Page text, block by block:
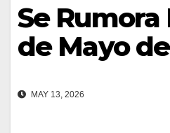
Se Rumora
de Mayo
MAY 13, 2026